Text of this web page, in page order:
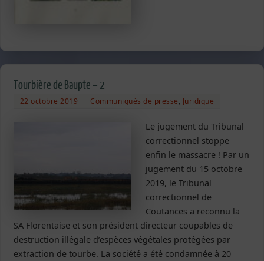
Tourbière de Baupte – 2
22 octobre 2019 Communiqués de presse, Juridique
Le jugement du Tribunal
correctionnel stoppe
enfin le massacre ! Par un
jugement du 15 octobre
2019, le Tribunal
correctionnel de
Coutances a reconnu la
SA Florentaise et son président directeur coupables de
destruction illégale d’espèces végétales protégées par
extraction de tourbe. La société a été condamnée à 20